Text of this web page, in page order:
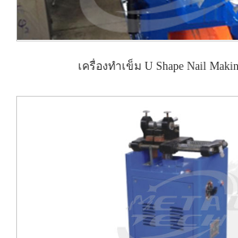
เครื่องทำเข็ม U Shape Nail